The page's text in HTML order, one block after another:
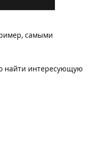
самыми
найти интересующую